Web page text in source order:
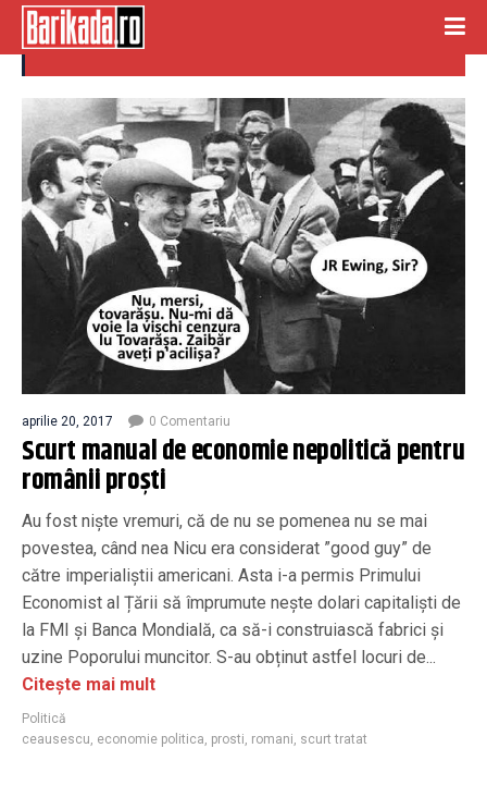
scurt tratat
aprilie 20, 2017 0 Comentariu
Scurt manual de economie nepolitică pentru
românii proști
Au fost niște vremuri, că de nu se pomenea nu se mai
povestea, când nea Nicu era considerat ”good guy” de
către imperialiștii americani. Asta i-a permis Primului
Economist al Țării să împrumute nește dolari capitaliști de
la FMI și Banca Mondială, ca să-i construiască fabrici și
uzine Poporului muncitor. S-au obținut astfel locuri de...
Citește mai mult
Politică
ceausescu, economie politica, prosti, romani, scurt tratat